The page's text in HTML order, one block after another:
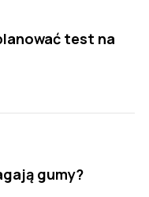
test na
gumy?